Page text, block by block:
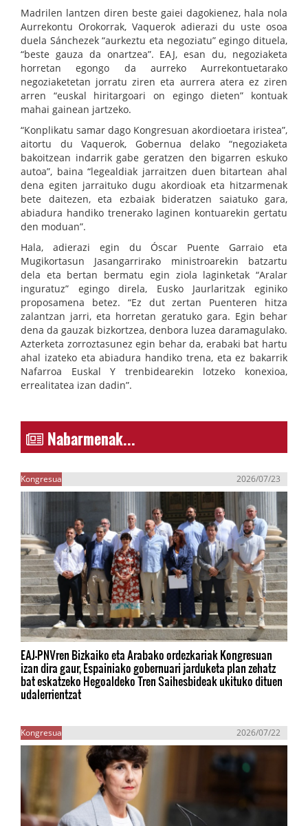
Madrilen lantzen diren beste gaiei dagokienez, hala nola
Aurrekontu Orokorrak, Vaquerok adierazi du uste osoa
duela Sánchezek “aurkeztu eta negoziatu” egingo dituela,
“beste gauza da onartzea”. EAJ, esan du, negoziaketa
horretan egongo da aurreko Aurrekontuetarako
negoziaketetan jorratu ziren eta aurrera atera ez ziren
arren “euskal hiritargoari on egingo dieten” kontuak
mahai gainean jartzeko.
“Konplikatu samar dago Kongresuan akordioetara iristea”,
aitortu du Vaquerok, Gobernua delako “negoziaketa
bakoitzean indarrik gabe geratzen den bigarren eskuko
autoa”, baina “legealdiak jarraitzen duen bitartean ahal
dena egiten jarraituko dugu akordioak eta hitzarmenak
bete daitezen, eta ezbaiak bideratzen saiatuko gara,
abiadura handiko trenerako laginen kontuarekin gertatu
den moduan”.
Hala, adierazi egin du Óscar Puente Garraio eta
Mugikortasun Jasangarrirako ministroarekin batzartu
dela eta bertan bermatu egin ziola laginketak “Aralar
inguratuz” egingo direla, Eusko Jaurlaritzak eginiko
proposamena betez. “Ez dut zertan Puenteren hitza
zalantzan jarri, eta horretan geratuko gara. Egin behar
dena da gauzak bizkortzea, denbora luzea daramagulako.
Azterketa zorroztasunez egin behar da, erabaki bat hartu
ahal izateko eta abiadura handiko trena, eta ez bakarrik
Nafarroa Euskal Y trenbidearekin lotzeko konexioa,
errealitatea izan dadin”.
Nabarmenak...
Kongresua 2026/07/23
EAJ-PNVren Bizkaiko eta Arabako ordezkariak Kongresuan
izan dira gaur, Espainiako gobernuari jarduketa plan zehatz
bat eskatzeko Hegoaldeko Tren Saihesbideak ukituko dituen
udalerrientzat
Kongresua 2026/07/22